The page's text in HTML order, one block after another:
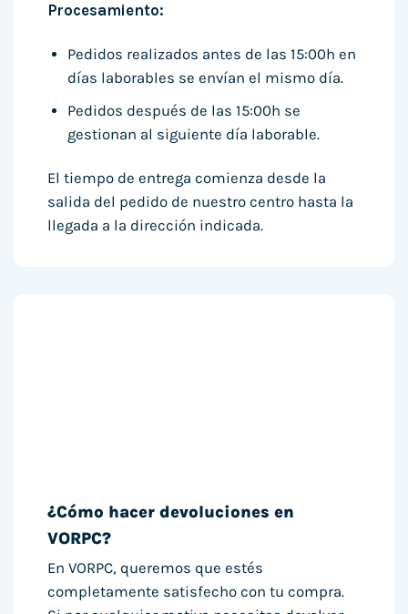
Procesamiento:
Pedidos realizados antes de las 15:00h en
días laborables se envían el mismo día.
Pedidos después de las 15:00h se
gestionan al siguiente día laborable.
El tiempo de entrega comienza desde la
salida del pedido de nuestro centro hasta la
llegada a la dirección indicada.
¿Cómo hacer devoluciones en
VORPC?
En VORPC, queremos que estés
completamente satisfecho con tu compra.